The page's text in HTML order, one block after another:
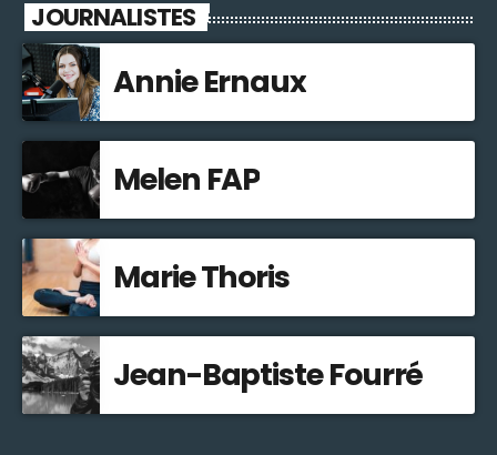
JOURNALISTES
Annie Ernaux
Melen FAP
Marie Thoris
Jean-Baptiste Fourré